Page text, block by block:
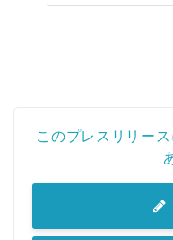
このプレスリリー